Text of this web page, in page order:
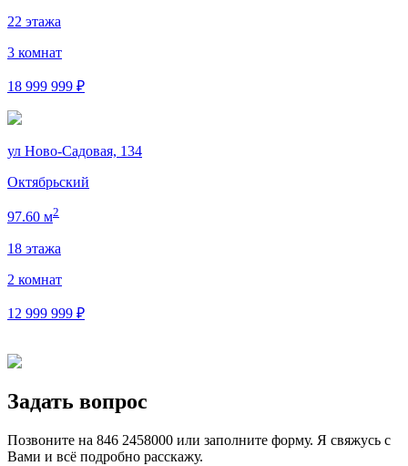
22 этажа
3 комнат
18 999 999 ₽
ул Ново-Садовая, 134
Октябрьский
97.60 м2
18 этажа
2 комнат
12 999 999 ₽
Задать вопрос
Позвоните на 846 2458000 или заполните форму. Я свяжусь с
Вами и всё подробно расскажу.